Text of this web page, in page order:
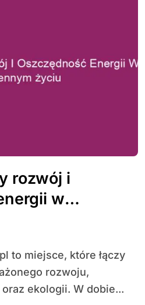
rozwój i
w
rozwoju,
ekologii. W dobie...